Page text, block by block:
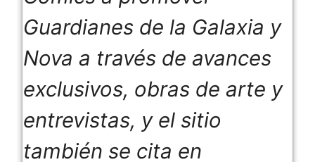
Guardianes de la Galaxia y
Nova a través de avances
exclusivos, obras de arte y
entrevistas, y el sitio
también se cita en